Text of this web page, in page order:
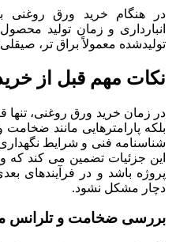
در هنگام خرید ورق روغنی
انبارداری و زمان تولید
تولیدشده معمولاً براق تر،
نکات مهم قبل از
در زمان خرید ورق روغنی، تنها
بلکه پارامترهایی مانند ضخامت
شناسنامه فنی و شرایط
این جزئیات تضمین می کند که
پروژه باشد و در فرآیندهای
دچار مشکل نشود.
بررسی ضخامت و تلرانس